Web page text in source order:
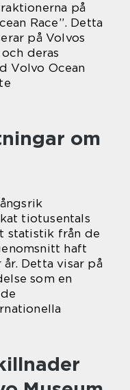
på
Race”. Detta
på Volvos
deras
Volvo Ocean
om
tiotusentals
statistik från de
haft
Detta visar på
som en